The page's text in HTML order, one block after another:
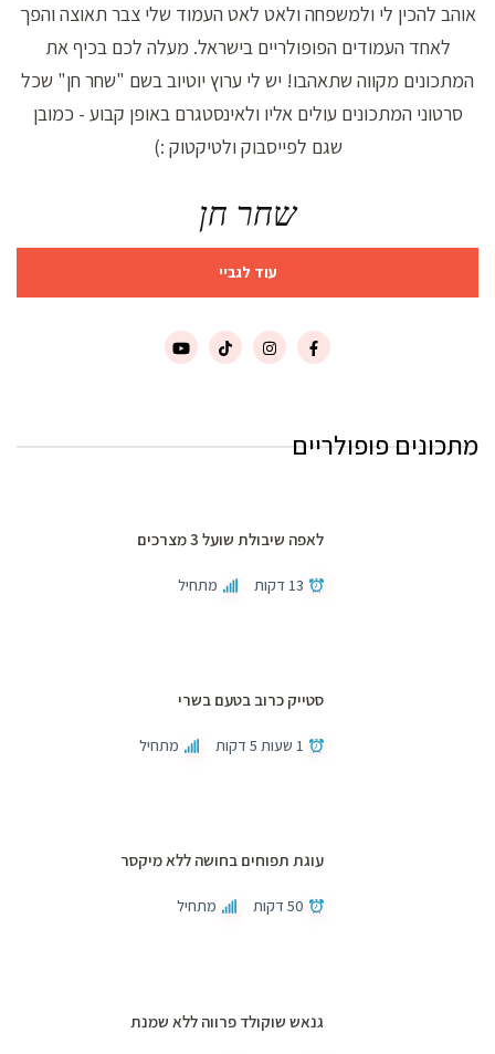
אוהב להכין לי ולמשפחה ולאט לאט העמוד שלי צבר תאוצה והפך
לאחד העמודים הפופולריים בישראל. מעלה לכם בכיף את
המתכונים מקווה שתאהבו! יש לי ערוץ יוטיוב בשם "שחר חן" שכל
סרטוני המתכונים עולים אליו ולאינסטגרם באופן קבוע - כמובן
שגם לפייסבוק ולטיקטוק :)
שחר חן
עוד לגביי
מתכונים פופולריים
לאפה שיבולת שועל 3 מצרכים
13 דקות מתחיל
סטייק כרוב בטעם בשרי
1 שעות 5 דקות מתחיל
עוגת תפוחים בחושה ללא מיקסר
50 דקות מתחיל
גנאש שוקולד פרווה ללא שמנת